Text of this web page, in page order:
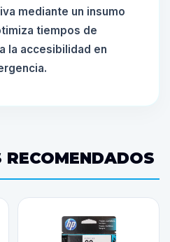
mediante un insumo
tiempos de
la accesibilidad en